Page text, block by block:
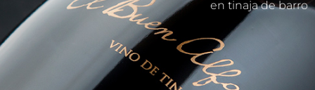
en tinaja de barro